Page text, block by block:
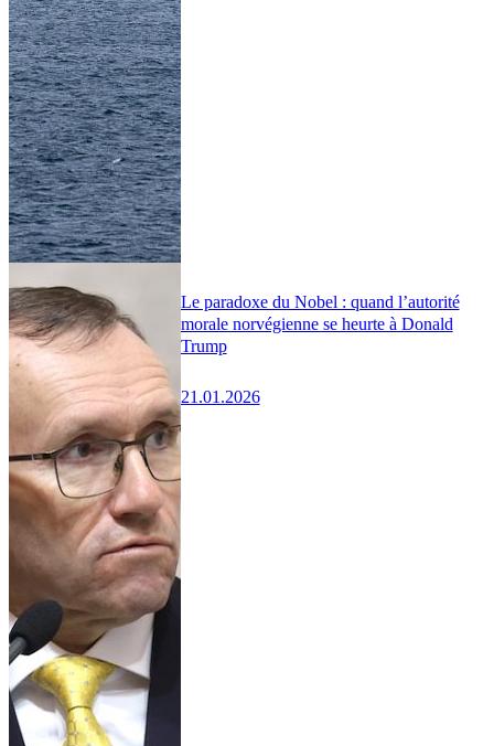
Le paradoxe du Nobel : quand l’autorité
morale norvégienne se heurte à Donald
Trump
21.01.2026